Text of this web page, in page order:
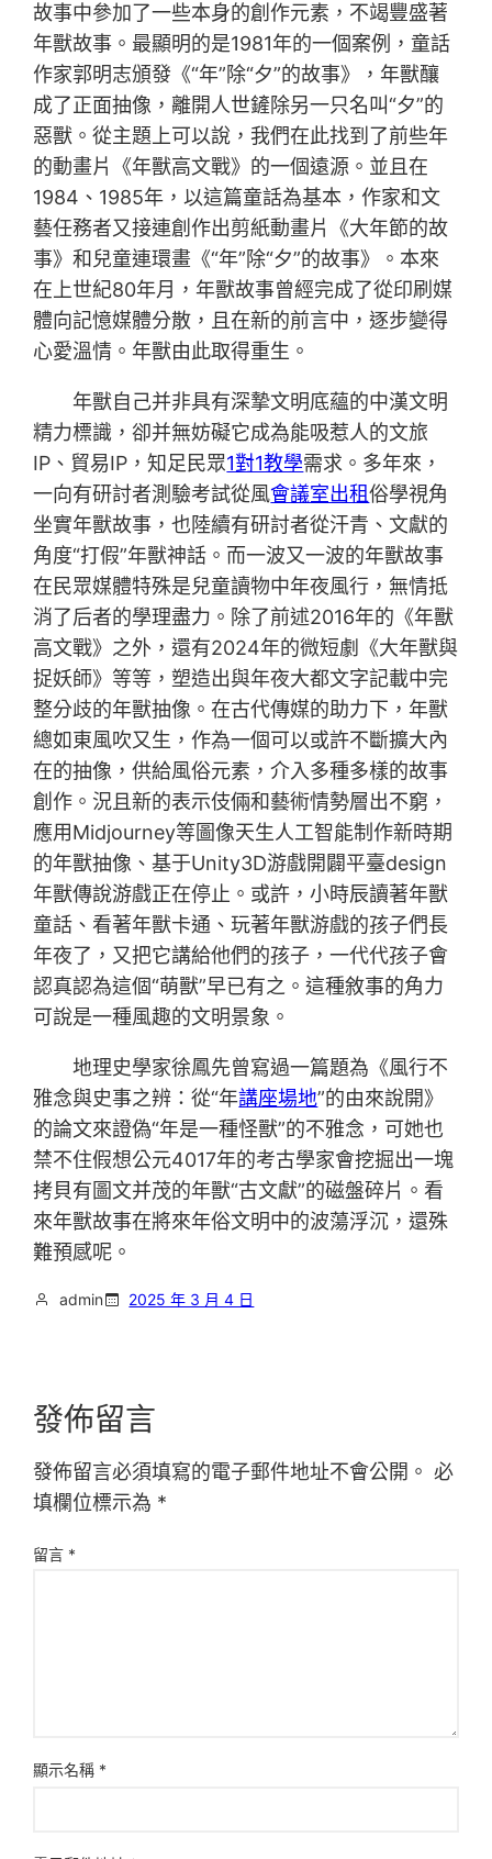
故事中參加了一些本身的創作元素，不竭豐盛著
年獸故事。最顯明的是1981年的一個案例，童話
作家郭明志頒發《“年”除“夕”的故事》，年獸釀
成了正面抽像，離開人世鏟除另一只名叫“夕”的
惡獸。從主題上可以說，我們在此找到了前些年
的動畫片《年獸高文戰》的一個遠源。並且在
1984、1985年，以這篇童話為基本，作家和文
藝任務者又接連創作出剪紙動畫片《大年節的故
事》和兒童連環畫《“年”除“夕”的故事》。本來
在上世紀80年月，年獸故事曾經完成了從印刷媒
體向記憶媒體分散，且在新的前言中，逐步變得
心愛溫情。年獸由此取得重生。
年獸自己并非具有深摯文明底蘊的中漢文明
精力標識，卻并無妨礙它成為能吸惹人的文旅
IP、貿易IP，知足民眾1對1教學需求。多年來，
一向有研討者測驗考試從風會議室出租俗學視角
坐實年獸故事，也陸續有研討者從汗青、文獻的
角度“打假”年獸神話。而一波又一波的年獸故事
在民眾媒體特殊是兒童讀物中年夜風行，無情抵
消了后者的學理盡力。除了前述2016年的《年獸
高文戰》之外，還有2024年的微短劇《大年獸與
捉妖師》等等，塑造出與年夜大都文字記載中完
整分歧的年獸抽像。在古代傳媒的助力下，年獸
總如東風吹又生，作為一個可以或許不斷擴大內
在的抽像，供給風俗元素，介入多種多樣的故事
創作。況且新的表示伎倆和藝術情勢層出不窮，
應用Midjourney等圖像天生人工智能制作新時期
的年獸抽像、基于Unity3D游戲開闢平臺design
年獸傳說游戲正在停止。或許，小時辰讀著年獸
童話、看著年獸卡通、玩著年獸游戲的孩子們長
年夜了，又把它講給他們的孩子，一代代孩子會
認真認為這個“萌獸”早已有之。這種敘事的角力
可說是一種風趣的文明景象。
地理史學家徐鳳先曾寫過一篇題為《風行不
雅念與史事之辨：從“年講座場地”的由來說開》
的論文來證偽“年是一種怪獸”的不雅念，可她也
禁不住假想公元4017年的考古學家會挖掘出一塊
拷貝有圖文并茂的年獸“古文獻”的磁盤碎片。看
來年獸故事在將來年俗文明中的波蕩浮沉，還殊
難預感呢。
admin 2025 年 3 月 4 日
發佈留言
發佈留言必須填寫的電子郵件地址不會公開。 必
填欄位標示為 *
留言 *
顯示名稱 *